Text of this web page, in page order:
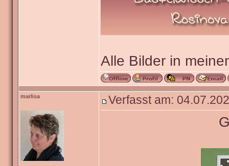
Alle Bilder in
marlisa Verfasst am: